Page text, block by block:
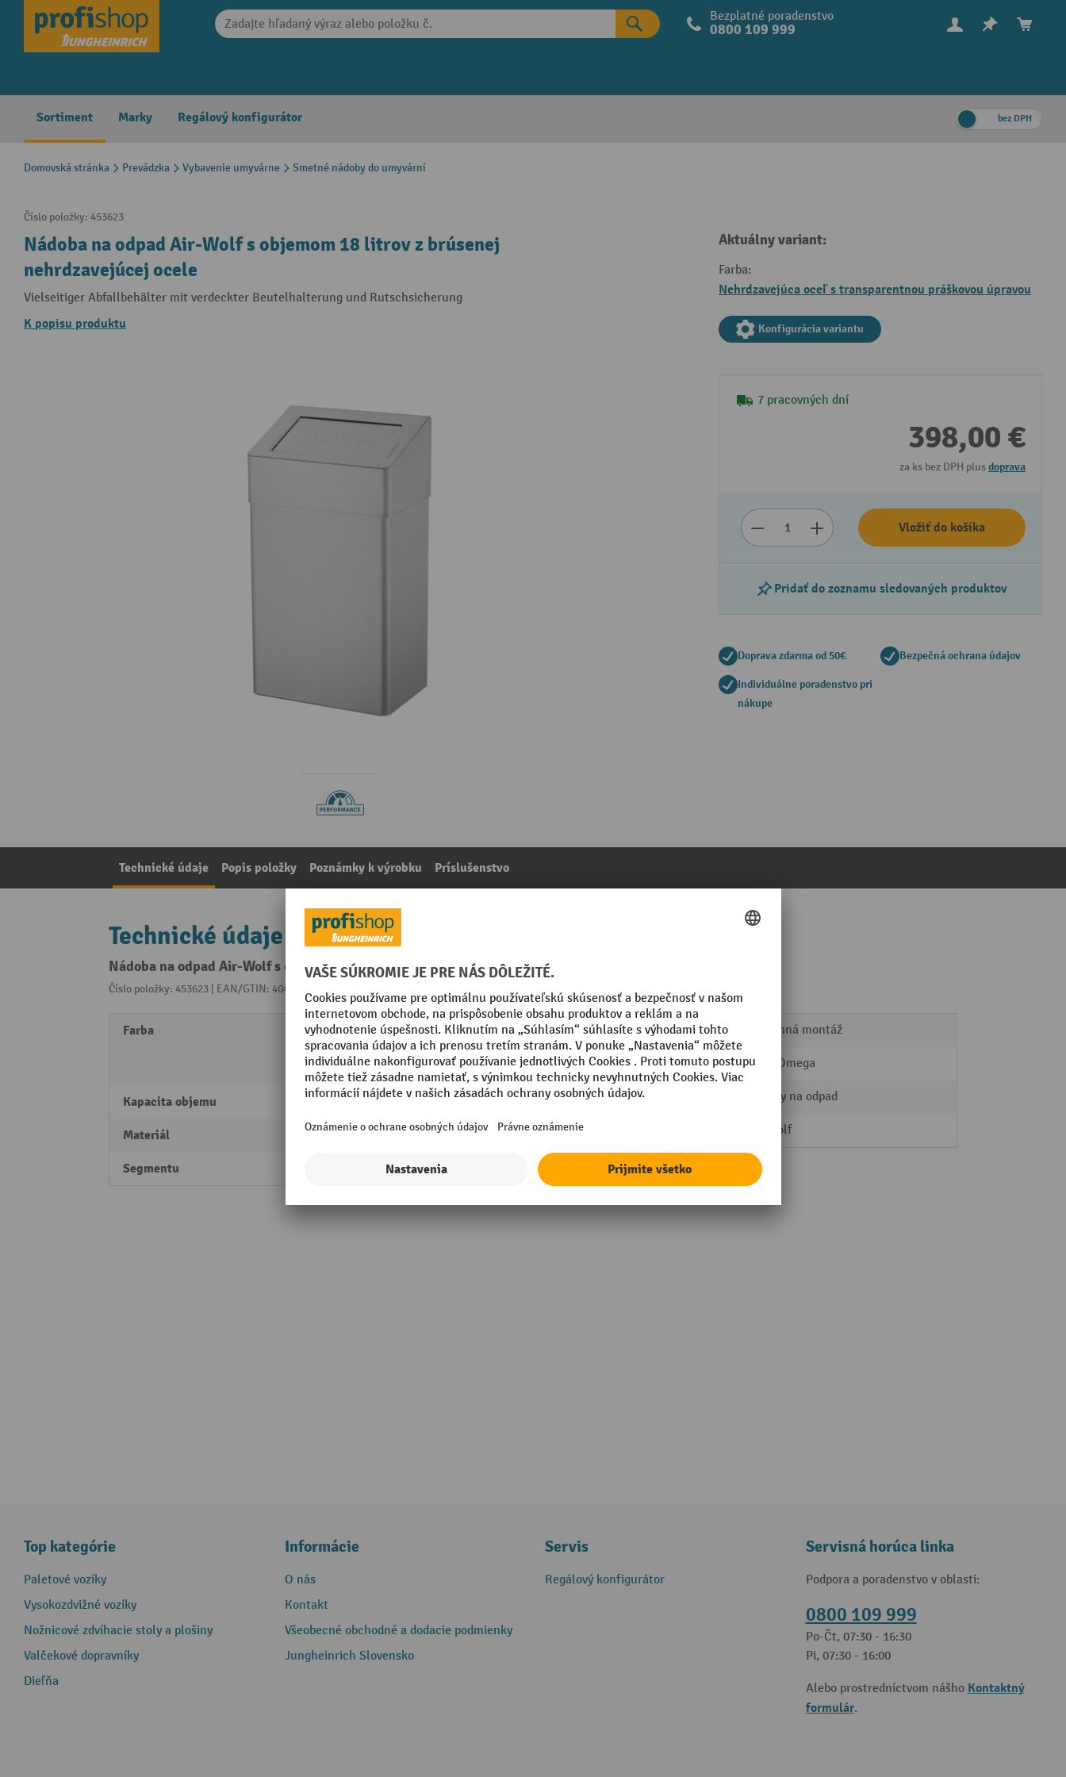
Skip to main navigation Bezplatné poradenstvo
0800 109 999
Sortiment Marky Regálový konfigurátor bez DPH
Domovská stránka Prevádzka Vybavenie umyvárne Smetné nádoby do umyvární
Číslo položky: 453623
Nádoba na odpad Air-Wolf s objemom 18 litrov z brúsenej
nehrdzavejúcej ocele
Vielseitiger Abfallbehälter mit verdeckter Beutelhalterung und Rutschsicherung
K popisu produktu
Aktuálny variant:
Farba:
Nehrdzavejúca oceľ s transparentnou práškovou úpravou
Konfigurácia variantu
7 pracovných dní
398,00 €
za ks bez DPH plusdoprava
Vložiť do košíka
Pridať do zoznamu sledovaných produktov
Doprava zdarma od 50€ Bezpečná ochrana údajov
Individuálne poradenstvo pri
nákupe
Technické údaje Popis položky Poznámky k výrobku Príslušenstvo
Technické údaje
Nádoba na odpad Air-Wolf s objemom 18 litrov z brúsenej nehrdzavejúcej ocele
Číslo položky: 453623 | EAN/GTIN: 4045504290409
Farba
Nehrdzavejúca oceľ
s transparentnou práškovou
úpravou
Kapacita objemu 50 litrov
Materiál Ušľachtilá oceľ
Segmentu Performance
Spôsob upevnenia Nástenná montáž
Séria Séria Omega
Typ nádoby Nádoby na odpad
Značka Air-Wolf
Top kategórie
Paletové vozíky
Vysokozdvižné vozíky
Nožnicové zdvíhacie stoly a plošiny
Valčekové dopravníky
Dieľňa
Informácie
O nás
Kontakt
Všeobecné obchodné a dodacie podmienky
Jungheinrich Slovensko
Servis
Regálový konfigurátor
Servisná horúca linka
Podpora a poradenstvo v oblasti:
0800 109 999
Po-Čt, 07:30 - 16:30
Pi, 07:30 - 16:00
Alebo prostredníctvom nášho Kontaktný
formulár.